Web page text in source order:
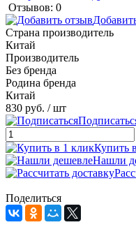
Отзывов: 0
Страна производитель
Китай
Производитель
Без бренда
Родина бренда
Китай
830 руб. / шт
Купить
Нашли
Поделиться